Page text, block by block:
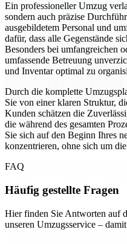
Ein professioneller Umzug
sondern auch präzise
ausgebildetem Personal und
dafür, dass alle Gegenstände
Besonders bei umfangreichen
umfassende Betreuung
und Inventar optimal zu
Durch die komplette
Sie von einer klaren Struktur,
Kunden schätzen die
die während des gesamten
Sie sich auf den Beginn Ihres
konzentrieren, ohne sich um
FAQ
Häufig gestellte Fragen
Hier finden Sie Antworten auf
unseren Umzugsservice –